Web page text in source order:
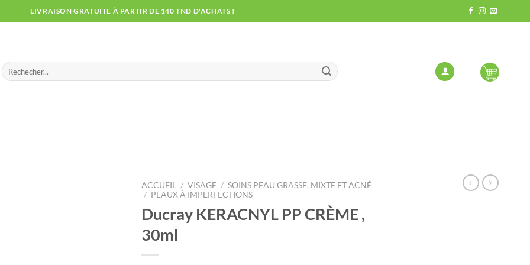
LIVRAISON GRATUITE À PARTIR DE 140 TND D'ACHATS !
Recherche
pour :
ACCUEIL / VISAGE / SOINS PEAU GRASSE, MIXTE ET ACNÉ
/ PEAUX À IMPERFECTIONS
Ducray KERACNYL PP CRÈME ,
30ml